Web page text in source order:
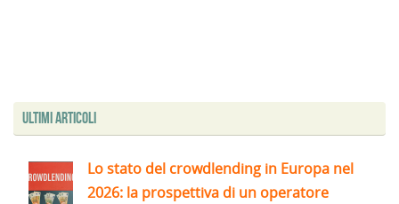
Ultimi articoli
Lo stato del crowdlending in Europa nel
2026: la prospettiva di un operatore